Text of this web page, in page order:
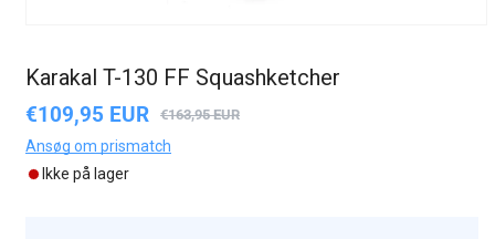
Karakal T-130 FF Squashketcher
Udsalgspris
€109,95 EUR
Normalpris €163,95 EUR
Ansøg om prismatch
Ikke på lager